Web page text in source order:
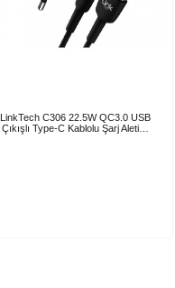
LinkTech C306 22.5W QC3.0 USB
Çıkışlı Type-C Kablolu Şarj Aleti…